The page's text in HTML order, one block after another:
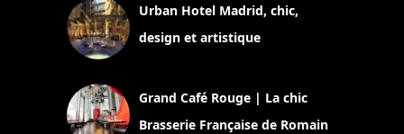
Urban Hotel Madrid, chic,
design et artistique
Grand Café Rouge | La chic
Brasserie Française de Romain